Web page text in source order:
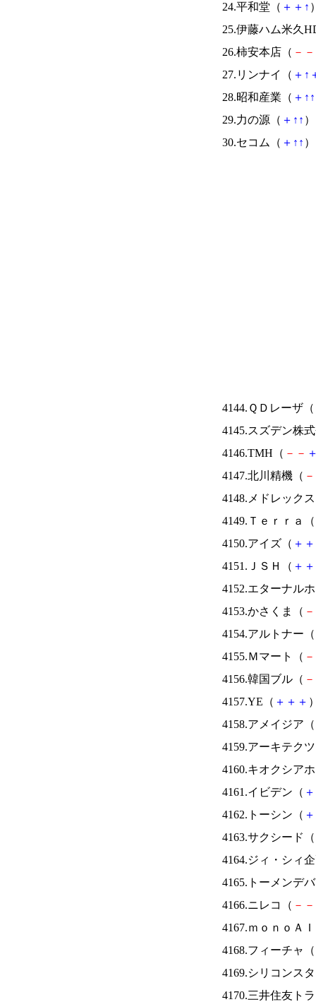
24.平和堂（ ＋ ＋ ↑
25.伊藤ハム米久
26.柿安本店（ － －
27.リンナイ（ ＋ ↑
28.昭和産業（ ＋ ↑ ↑
29.力の源（ ＋ ↑ ↑
30.セコム（ ＋ ↑ ↑
4144.ＱＤレーザ（
4145.スズデン株
4146.TMH（ － －
4147.北川精機（ －
4148.メドレック
4149.Ｔｅｒｒａ（
4150.アイズ（ ＋ ＋
4151.ＪＳＨ（ ＋ ＋
4152.エターナル
4153.かさくま（ －
4154.アルトナー（
4155.Ｍマート（ －
4156.韓国ブル（ －
4157.YE（ ＋ ＋ ＋
4158.アメイジア（
4159.アーキテク
4160.キオクシア
4161.イビデン（ ＋
4162.トーシン（ ＋
4163.サクシード（
4164.ジィ・シィ
4165.トーメンデ
4166.ニレコ（ － －
4167.ｍｏｎｏＡ
4168.フィーチャ（
4169.シリコンス
4170.三井住友ト